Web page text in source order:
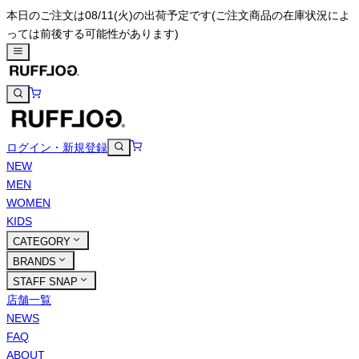
本日のご注文は08/11(火)の出荷予定です(ご注文商品の在庫状況によ
っては前後する可能性があります)
ログイン・新規登録
NEW
MEN
WOMEN
KIDS
CATEGORY
BRANDS
STAFF SNAP
店舗一覧
NEWS
FAQ
ABOUT